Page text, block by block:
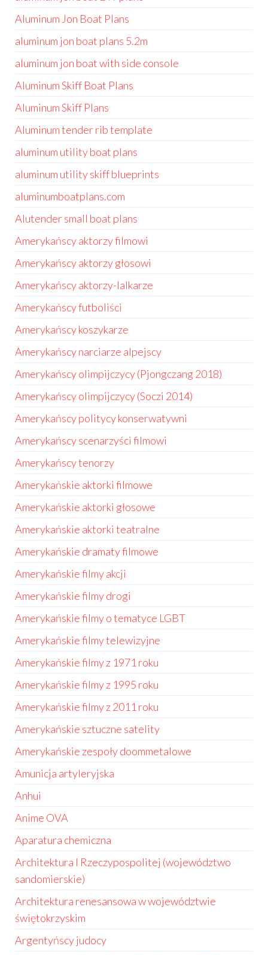
Aluminum Jon Boat Plans
aluminum jon boat plans 5.2m
aluminum jon boat with side console
Aluminum Skiff Boat Plans
Aluminum Skiff Plans
Aluminum tender rib template
aluminum utility boat plans
aluminum utility skiff blueprints
aluminumboatplans.com
Alutender small boat plans
Amerykańscy aktorzy filmowi
Amerykańscy aktorzy głosowi
Amerykańscy aktorzy-lalkarze
Amerykańscy futboliści
Amerykańscy koszykarze
Amerykańscy narciarze alpejscy
Amerykańscy olimpijczycy (Pjongczang 2018)
Amerykańscy olimpijczycy (Soczi 2014)
Amerykańscy politycy konserwatywni
Amerykańscy scenarzyści filmowi
Amerykańscy tenorzy
Amerykańskie aktorki filmowe
Amerykańskie aktorki głosowe
Amerykańskie aktorki teatralne
Amerykańskie dramaty filmowe
Amerykańskie filmy akcji
Amerykańskie filmy drogi
Amerykańskie filmy o tematyce LGBT
Amerykańskie filmy telewizyjne
Amerykańskie filmy z 1971 roku
Amerykańskie filmy z 1995 roku
Amerykańskie filmy z 2011 roku
Amerykańskie sztuczne satelity
Amerykańskie zespoły doommetalowe
Amunicja artyleryjska
Anhui
Anime OVA
Aparatura chemiczna
Architektura I Rzeczypospolitej (województwo
sandomierskie)
Architektura renesansowa w województwie
świętokrzyskim
Argentyńscy judocy